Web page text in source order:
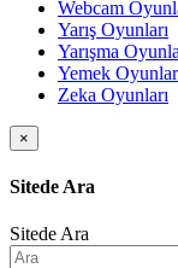
Webcam
Yarış Oyunları
Yarışma
Yemek
Zeka Oyunları
×
Sitede Ara
Sitede Ara